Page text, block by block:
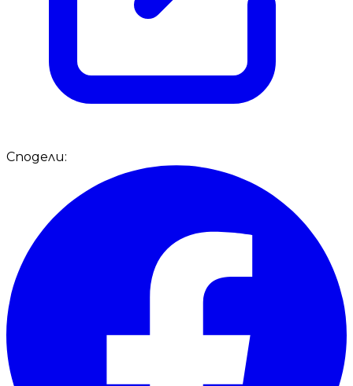
Сподели: